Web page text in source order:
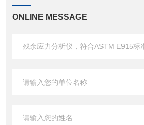
ONLINE MESSAGE